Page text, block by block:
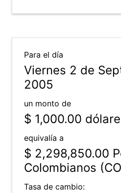
Para el día
Viernes 2 de
2005
un monto de
$ 1,000.00
equivalía a
$ 2,298,850.00
Colombianos
Tasa de cambio: